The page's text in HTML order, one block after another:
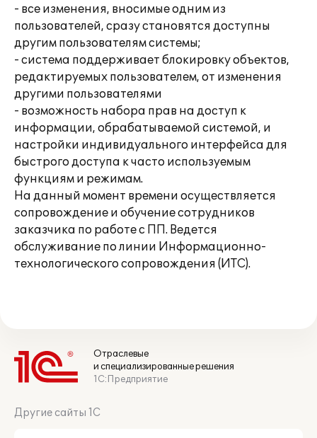
- все изменения, вносимые одним из
пользователей, сразу становятся доступны
другим пользователям системы;
- система поддерживает блокировку объектов,
редактируемых пользователем, от изменения
другими пользователями
- возможность набора прав на доступ к
информации, обрабатываемой системой, и
настройки индивидуального интерфейса для
быстрого доступа к часто используемым
функциям и режимам.
На данный момент времени осуществляется
сопровождение и обучение сотрудников
заказчика по работе с ПП. Ведется
обслуживание по линии Информационно-
технологического сопровождения (ИТС).
Отраслевые
и специализированные решения
1С:Предприятие
Другие сайты 1С